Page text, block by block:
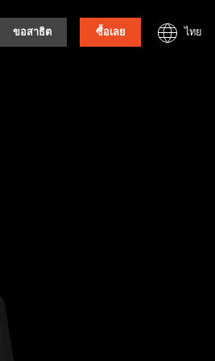
ขอสาธิต ซื้อเลย ไทย